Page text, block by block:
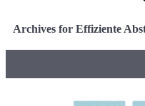
Archives for Effiziente